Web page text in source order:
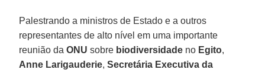
Palestrando a ministros de Estado e a outros
representantes de alto nível em uma importante
reunião daONU sobre biodiversidade no Egito,
Anne Larigauderie,Secretária Executiva da